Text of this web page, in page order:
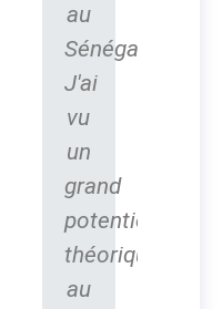
au
Sénégal".
J'ai
vu
un
grand
potentiel
théorique
au